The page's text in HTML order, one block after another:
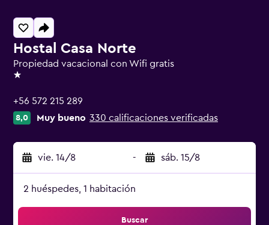
Hostal Casa Norte
Propiedad vacacional con Wifi gratis
1 estrella
+56 572 215 289
8,0 Muy bueno 330 calificaciones verificadas
vie. 14/8 - sáb. 15/8
2 huéspedes, 1 habitación
Buscar